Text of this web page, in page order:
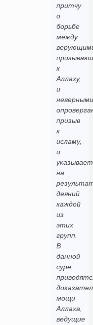
притчу
о
борьбе
между
к
Аллаху,
и
призыв
к
исламу,
и
на
деяний
каждой
из
этих
групп.
В
данной
суре
мощи
Аллаха,
ведущие